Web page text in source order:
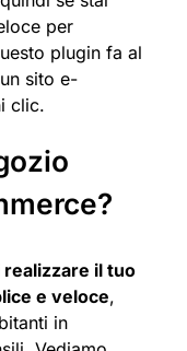
per
plugin fa al
sito e-
clic.
il tuo
e veloce,
in